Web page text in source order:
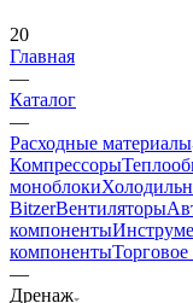
20
Главная
—
Каталог
—
Расходные материалы
Компрессоры
моноблоки
BitzerВентиляторы
компоненты
компоненты
—
Дренаж